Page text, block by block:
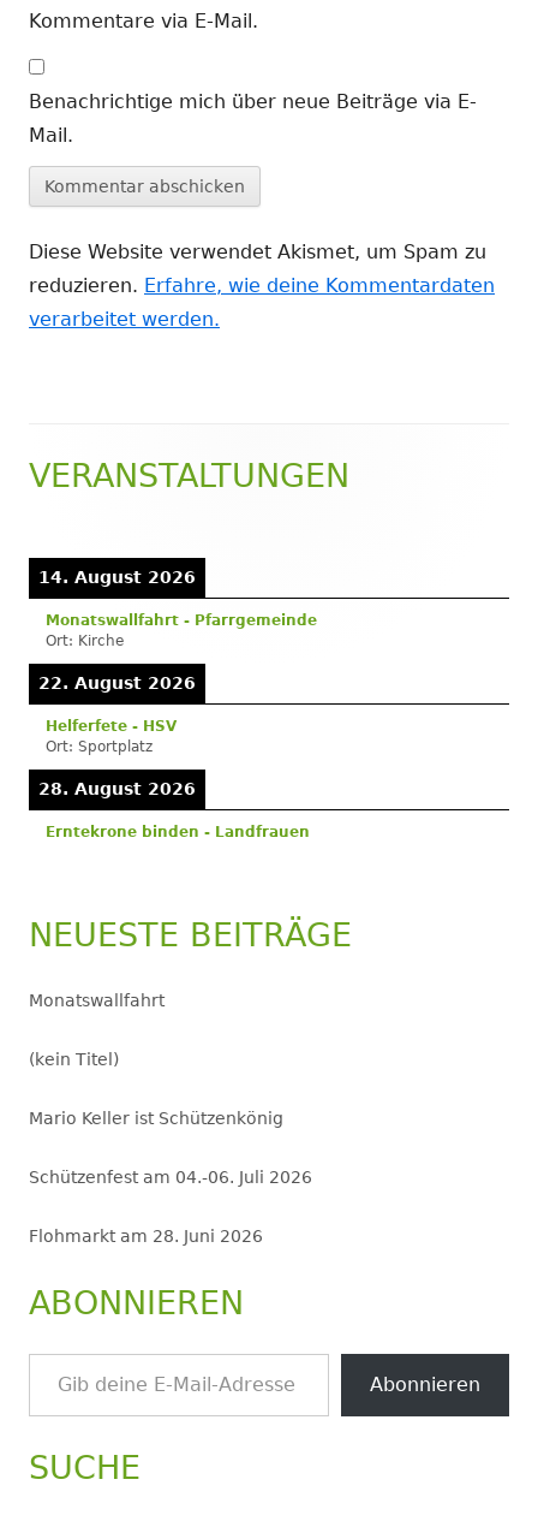
Kommentare via E-Mail.
Benachrichtige mich über neue Beiträge via E-
Mail.
Diese Website verwendet Akismet, um Spam zu
reduzieren. Erfahre, wie deine Kommentardaten
verarbeitet werden.
Haupt-
VERANSTALTUNGEN
14. August 2026
Monatswallfahrt - Pfarrgemeinde
Ort: Kirche
22. August 2026
Helferfete - HSV
Ort: Sportplatz
28. August 2026
Erntekrone binden - Landfrauen
NEUESTE BEITRÄGE
Monatswallfahrt
(kein Titel)
Mario Keller ist Schützenkönig
Schützenfest am 04.-06. Juli 2026
Flohmarkt am 28. Juni 2026
ABONNIEREN
Gib deine E-Mail-Adresse ein ...
Abonnieren
SUCHE